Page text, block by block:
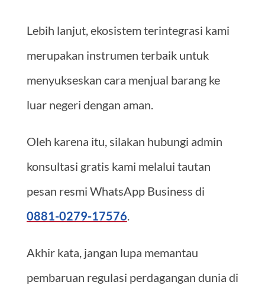
Lebih lanjut, ekosistem terintegrasi kami
merupakan instrumen terbaik untuk
menyukseskan cara menjual barang ke
luar negeri dengan aman.
Oleh karena itu, silakan hubungi admin
konsultasi gratis kami melalui tautan
pesan resmi WhatsApp Business di
0881-0279-17576.
Akhir kata, jangan lupa memantau
pembaruan regulasi perdagangan dunia di